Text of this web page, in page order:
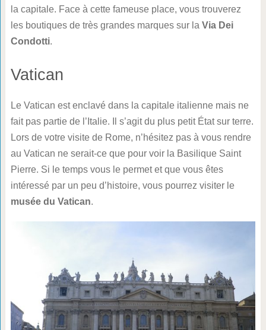
la capitale. Face à cette fameuse place, vous trouverez
les boutiques de très grandes marques sur la Via Dei
Condotti.
Vatican
Le Vatican est enclavé dans la capitale italienne mais ne
fait pas partie de l’Italie. Il s’agit du plus petit État sur terre.
Lors de votre visite de Rome, n’hésitez pas à vous rendre
au Vatican ne serait-ce que pour voir la Basilique Saint
Pierre. Si le temps vous le permet et que vous êtes
intéressé par un peu d’histoire, vous pourrez visiter le
musée du Vatican.